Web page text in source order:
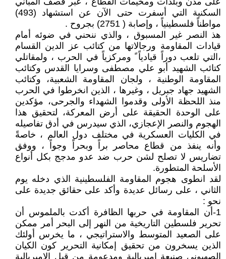
السكنية التي أسفرت حتى الآن عن استشهاد (493)
مواطناً فلسطينياً ، وإصابة ( 2751) بجروح .
هذ النصر غير المسبوق ، والذي ننحني في ضوئه أمام
قيادات المقاومة ورجالاتها من كتائب عز الدين القسام
،التي تلعب دوراً قيادياً ً ومركزياً في الحرب ، ولمقاتلي
كتائب الشهيد أبو علي مصطفى وسرايا القدس وكتائب
المقاومة الوطنية ، ولجان المقاومة الشعبية، وكتائب
الشهيد جهاد جبريل ، وغيرها ، الذين انخرطوا في الحرب
منذ اللحظة الأولى وقدموا الشهداء والجرحى، مؤكدين
على الوحدة الحقيقة على أرض المعركة، لتحقيق هذا
الهجوم والنصر الإعجازي، الذي سيدرس في أدق تفاصيله
في الكليات العسكرية في مختلف دول العالم ، خاصةً
وأنه ينفذ من قطاع محاصر براً وبحراً وجواً ، ووفق
تضاريس لا تصلح لشن حرب ضد عدو مدجج بكل أنواع
الأسلحة المتطورة.
لقد انطوى هجوم المقاومة الفلسطينية الذي دخله يوم
الثاني ، على رسائل عديدة وأكد على حقائق جديدة على
نحو :
1-أن المقاومة في حربها الظافرة أكدت بالملموس أن
تحرير فلسطين التاريخية من النهر إلى البحر أمر ممكن
على الصعيد المتوسط والاستراتيجي ، ما يخرس أولئك
الذين يسخرون من تحقيق إمكانية التحرير كون الكيان
الصهيوني صنيعة إمبريالية ومدعومة من قبل الإمبريالية